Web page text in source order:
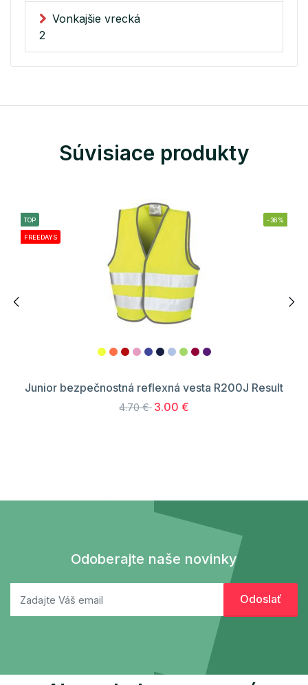
Vonkajšie vrecká
2
Súvisiace produkty
TOP
FREEDAYS
-36%
Junior bezpečnostná reflexná vesta R200J Result
4.70 € 3.00 €
Odoberajte naše novinky